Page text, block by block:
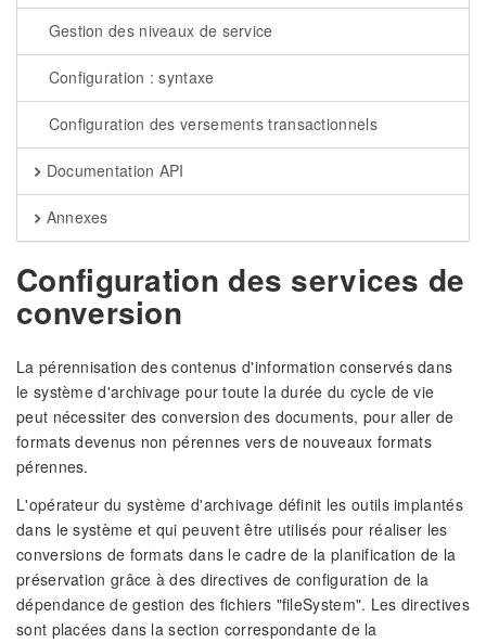
Gestion des niveaux de service
Configuration : syntaxe
Configuration des versements transactionnels
Documentation API
Annexes
Configuration des services de
conversion
La pérennisation des contenus d'information conservés dans
le système d'archivage pour toute la durée du cycle de vie
peut nécessiter des conversion des documents, pour aller de
formats devenus non pérennes vers de nouveaux formats
pérennes.
L'opérateur du système d'archivage définit les outils implantés
dans le système et qui peuvent être utilisés pour réaliser les
conversions de formats dans le cadre de la planification de la
préservation grâce à des directives de configuration de la
dépendance de gestion des fichiers "fileSystem". Les directives
sont placées dans la section correspondante de la